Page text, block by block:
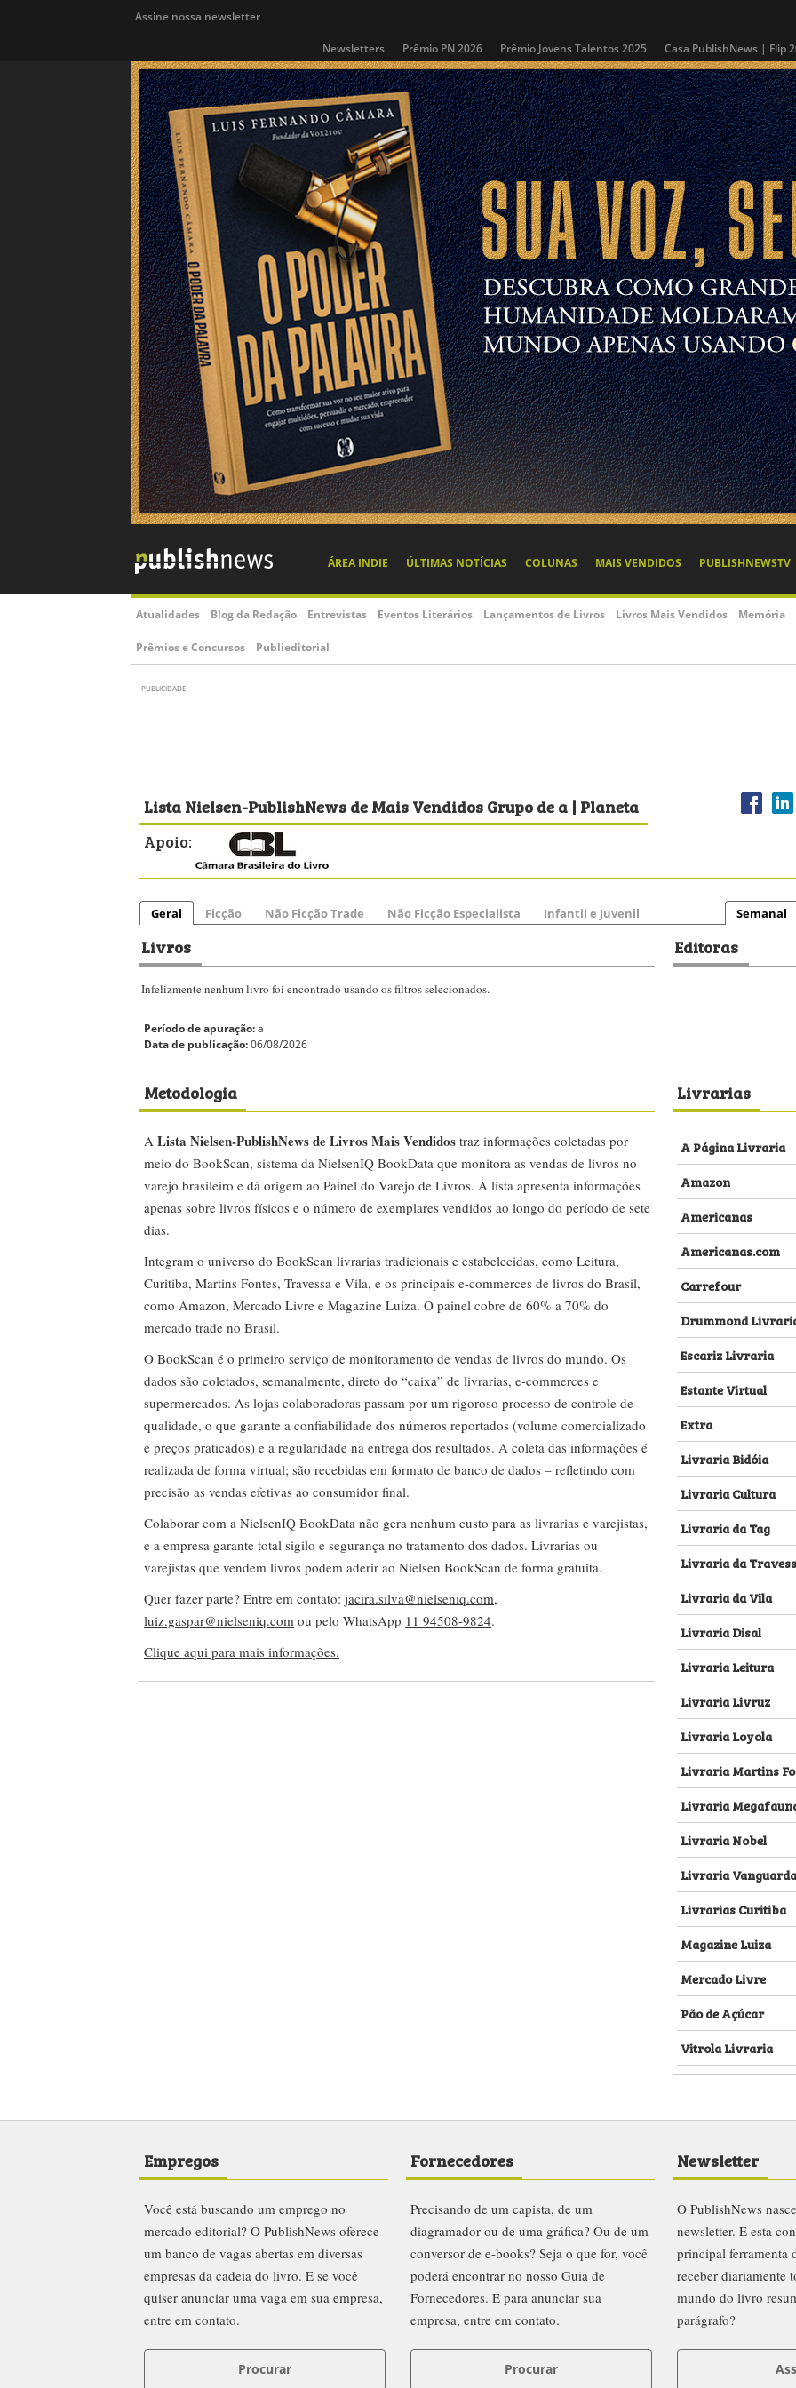
Assine nossa newsletter
Newsletters Prêmio PN 2026 Prêmio Jovens Talentos 2025 Casa PublishNews | Flip
ÁREA INDIE ÚLTIMAS NOTÍCIAS COLUNAS MAIS VENDIDOS PUBLISHNEWSTV
Atualidades Blog da Redação Entrevistas Eventos Literários Lançamentos de Livros Livros Mais Vendidos Memória
Prêmios e Concursos Publieditorial
PUBLICIDADE
Lista Nielsen-PublishNews de Mais Vendidos Grupo de a | Planeta
Apoio:
Geral Ficção Não Ficção Trade Não Ficção Especialista Infantil e Juvenil Semanal
Livros
Infelizmente nenhum livro foi encontrado usando os filtros selecionados.
Período de apuração:a
Data de publicação:06/08/2026
Editoras
Metodologia
A Lista Nielsen-PublishNews de Livros Mais Vendidos traz informações coletadas por
meio do BookScan, sistema da NielsenIQ BookData que monitora as vendas de livros no
varejo brasileiro e dá origem ao Painel do Varejo de Livros. A lista apresenta informações
apenas sobre livros físicos e o número de exemplares vendidos ao longo do período de sete
dias.
Integram o universo do BookScan livrarias tradicionais e estabelecidas, como Leitura,
Curitiba, Martins Fontes, Travessa e Vila, e os principais e-commerces de livros do Brasil,
como Amazon, Mercado Livre e Magazine Luiza. O painel cobre de 60% a 70% do
mercado trade no Brasil.
O BookScan é o primeiro serviço de monitoramento de vendas de livros do mundo. Os
dados são coletados, semanalmente, direto do “caixa” de livrarias, e-commerces e
supermercados. As lojas colaboradoras passam por um rigoroso processo de controle de
qualidade, o que garante a confiabilidade dos números reportados (volume comercializado
e preços praticados) e a regularidade na entrega dos resultados. A coleta das informações é
realizada de forma virtual; são recebidas em formato de banco de dados – refletindo com
precisão as vendas efetivas ao consumidor final.
Colaborar com a NielsenIQ BookData não gera nenhum custo para as livrarias e varejistas,
e a empresa garante total sigilo e segurança no tratamento dos dados. Livrarias ou
varejistas que vendem livros podem aderir ao Nielsen BookScan de forma gratuita.
Quer fazer parte? Entre em contato: jacira.silva@nielseniq.com,
luiz.gaspar@nielseniq.com ou pelo WhatsApp 11 94508-9824.
Clique aqui para mais informações.
Livrarias
A Página Livraria
Amazon
Americanas
Americanas.com
Carrefour
Drummond
Escariz Livraria
Estante Virtual
Extra
Livraria Bidóia
Livraria Cultura
Livraria da Tag
Livraria da
Livraria da Vila
Livraria Disal
Livraria Leitura
Livraria Livruz
Livraria Loyola
Livraria Martins
Livraria
Livraria Nobel
Livraria Vanguarda
Livrarias Curitiba
Magazine Luiza
Mercado Livre
Pão de Açúcar
Vitrola Livraria
Empregos
Você está buscando um emprego no
mercado editorial? O PublishNews oferece
um banco de vagas abertas em diversas
empresas da cadeia do livro. E se você
quiser anunciar uma vaga em sua empresa,
entre em contato.
Procurar
Fornecedores
Precisando de um capista, de um
diagramador ou de uma gráfica? Ou de um
conversor de e-books? Seja o que for, você
poderá encontrar no nosso Guia de
Fornecedores. E para anunciar sua
empresa, entre em contato.
Procurar
Newsletter
O PublishNews
newsletter. E esta
principal ferramenta
receber diariamente
mundo do livro
parágrafo?